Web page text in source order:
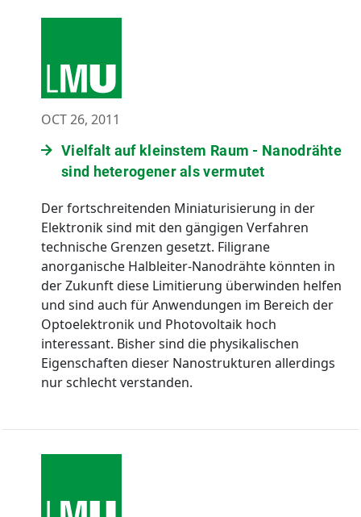
OCT 26, 2011
Vielfalt auf kleinstem Raum - Nanodrähte
sind heterogener als vermutet
Der fortschreitenden Miniaturisierung in der
Elektronik sind mit den gängigen Verfahren
technische Grenzen gesetzt. Filigrane
anorganische Halbleiter-Nanodrähte könnten in
der Zukunft diese Limitierung überwinden helfen
und sind auch für Anwendungen im Bereich der
Optoelektronik und Photovoltaik hoch
interessant. Bisher sind die physikalischen
Eigenschaften dieser Nanostrukturen allerdings
nur schlecht verstanden.